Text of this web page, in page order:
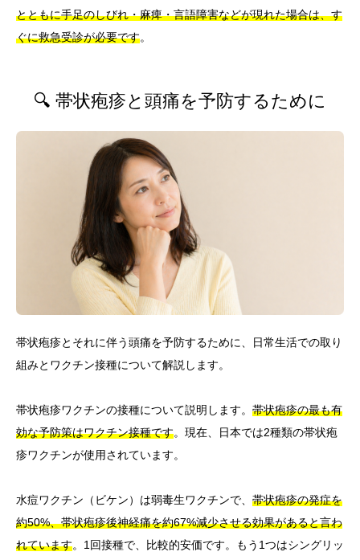
とともに手足のしびれ・麻痺・言語障害などが現れた場合は、す
ぐに救急受診が必要です。
🔍 帯状疱疹と頭痛を予防するために
帯状疱疹とそれに伴う頭痛を予防するために、日常生活での取り
組みとワクチン接種について解説します。
帯状疱疹ワクチンの接種について説明します。 帯状疱疹の最も有
効な予防策はワクチン接種です。現在、日本では2種類の帯状疱
疹ワクチンが使用されています。
水痘ワクチン（ビケン）は弱毒生ワクチンで、 帯状疱疹の発症を
約50%、帯状疱疹後神経痛を約67%減少させる効果があると言わ
れています。1回接種で、比較的安価です。もう1つはシングリッ